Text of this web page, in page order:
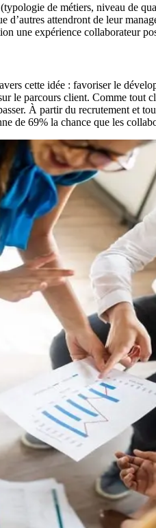
(typologie de métiers, niveau de
attendront de leur
une expérience collaborateur
cette idée : favoriser le
le parcours client. Comme
À partir du recrutement et
de 69% la chance que les